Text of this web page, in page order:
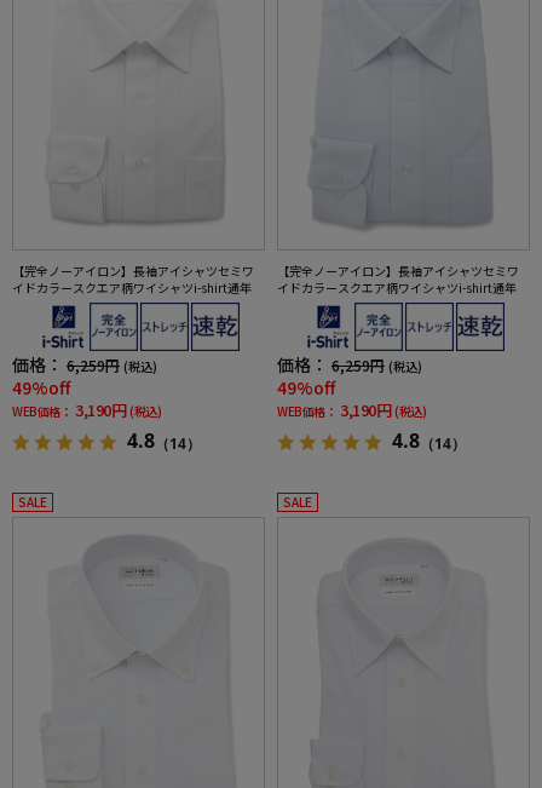
【完全ノーアイロン】長袖アイシャツセミワ
イドカラースクエア柄ワイシャツi-shirt通年
価格： 6,259円 (税込)
49%off
WEB価格： 3,190円 (税込)
4.8 （14）
【完全ノーアイロン】長袖アイシャツセミワ
イドカラースクエア柄ワイシャツi-shirt通年
価格： 6,259円 (税込)
49%off
WEB価格： 3,190円 (税込)
4.8 （14）
SALE SALE